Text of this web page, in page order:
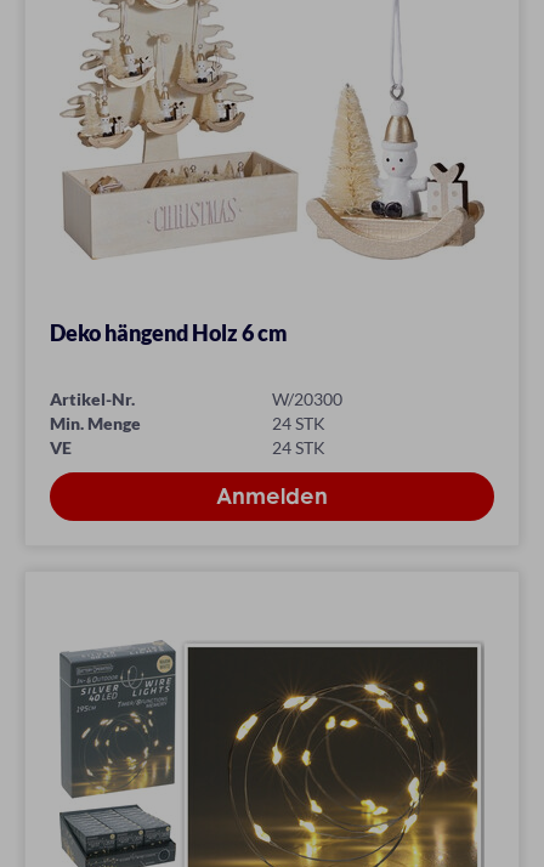
Deko hängend Holz 6 cm
Artikel-Nr.
W/20300
Min. Menge
24 STK
VE
24 STK